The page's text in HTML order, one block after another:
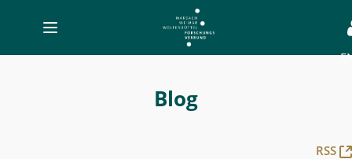
Toggle
navigation
Blog
RSS